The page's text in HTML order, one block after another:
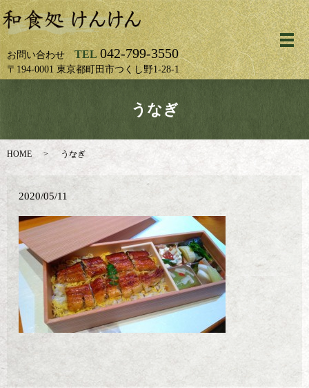
お問い合わせTEL 042-799-3550
〒194-0001 東京都町田市つくし野1-28-1
メ
うなぎ
HOME うなぎ
2020/05/11